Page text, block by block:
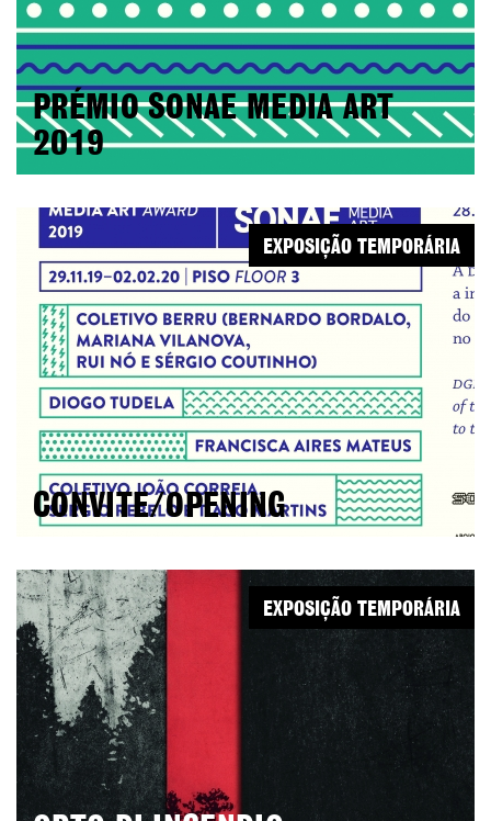
PRÉMIO SONAE MEDIA ART
2019
CONVITE/OPENING
EXPOSIÇÃO TEMPORÁRIA
EXPOSIÇÃO TEMPORÁRIA